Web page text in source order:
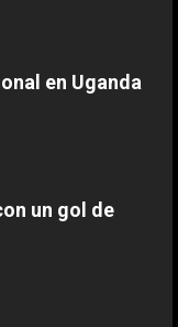
español”
en Uganda
un gol de